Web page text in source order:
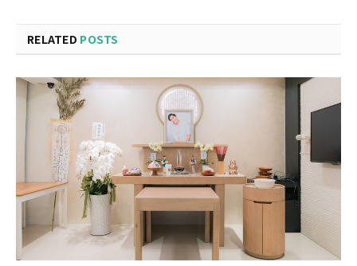
RELATED POSTS